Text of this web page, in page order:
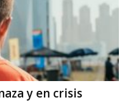
y en crisis